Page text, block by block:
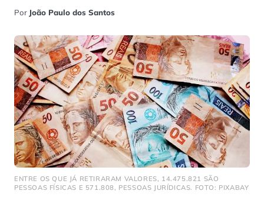
Por João Paulo dos Santos
ENTRE OS QUE JÁ RETIRARAM VALORES, 14.475.821 SÃO
PESSOAS FÍSICAS E 571.808, PESSOAS JURÍDICAS. FOTO: PIXABAY